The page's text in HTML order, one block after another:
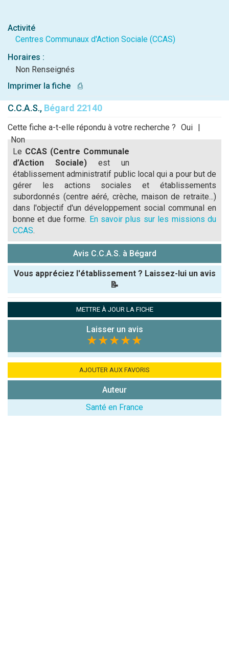
Activité
Centres Communaux d'Action Sociale (CCAS)
Horaires :
Non Renseignés
Imprimer la fiche
⎙
C.C.A.S., Bégard 22140
Cette fiche a-t-elle répondu à votre recherche ? Oui |
Non
Le CCAS (Centre Communale
d’Action Sociale) est un
établissement administratif public local qui a pour but de
gérer les actions sociales et établissements
subordonnés (centre aéré, crèche, maison de retraite...)
dans l'objectif d'un développement social communal en
bonne et due forme. En savoir plus sur les missions du
CCAS.
Avis C.C.A.S. à Bégard
Vous appréciez l'établissement ? Laissez-lui un avis
📝
Note que vous souhaitez attribuer :
Antispam -
7x4 (en
METTRE À JOUR LA FICHE
Laisser un avis
★★★★★
AJOUTER AUX FAVORIS
Auteur
Santé en France